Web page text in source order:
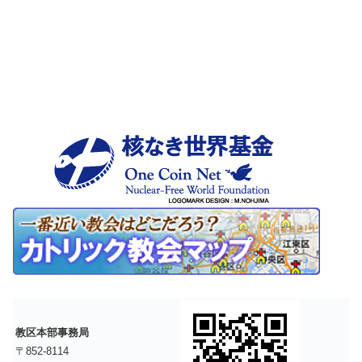
教区本部事務局
〒852-8114